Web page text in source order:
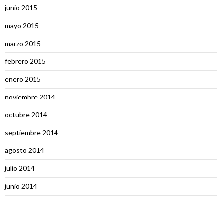
junio 2015
mayo 2015
marzo 2015
febrero 2015
enero 2015
noviembre 2014
octubre 2014
septiembre 2014
agosto 2014
julio 2014
junio 2014